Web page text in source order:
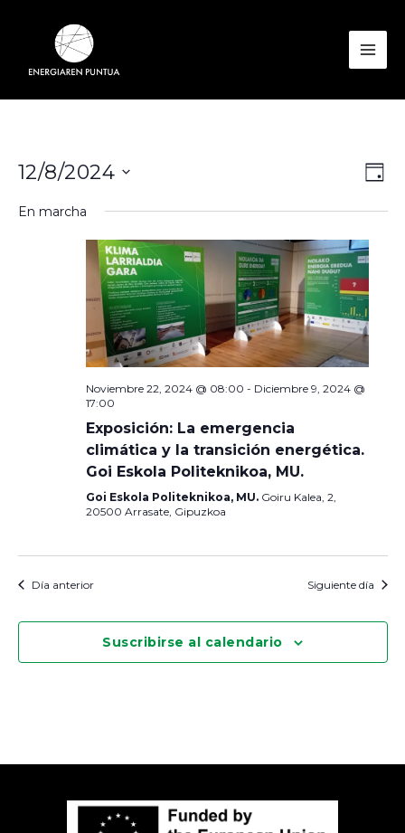
contenido
Día
12/8/2024
En marcha
Noviembre 22, 2024 @ 08:00 - Diciembre 9, 2024 @
17:00
Exposición: La emergencia
climática y la transición energética.
Goi Eskola Politeknikoa, MU.
Goi Eskola Politeknikoa, MU. Goiru Kalea, 2,
20500 Arrasate, Gipuzkoa
Día anterior Siguiente día
Suscribirse al calendario